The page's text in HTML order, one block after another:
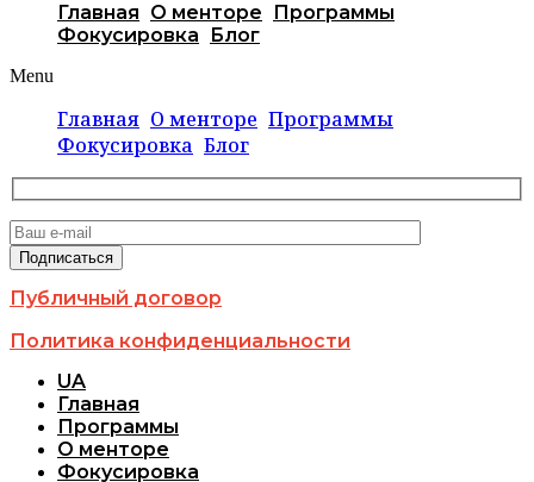
Главная О менторе
Программы
Фокусировка
Блог
Menu
Главная О менторе Программы
Фокусировка Блог
Публичный договор
Политика конфиденциальности
UA
Главная
Программы
О менторе
Фокусировка